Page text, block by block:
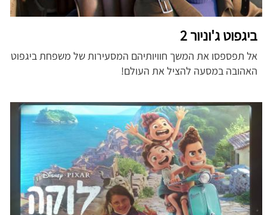
ביגפוט ג'וניור 2
אל תפספסו את המשך חוויותיהם המסעירות של משפחת ביגפוט
האהובה במסעה להציל את העולם!